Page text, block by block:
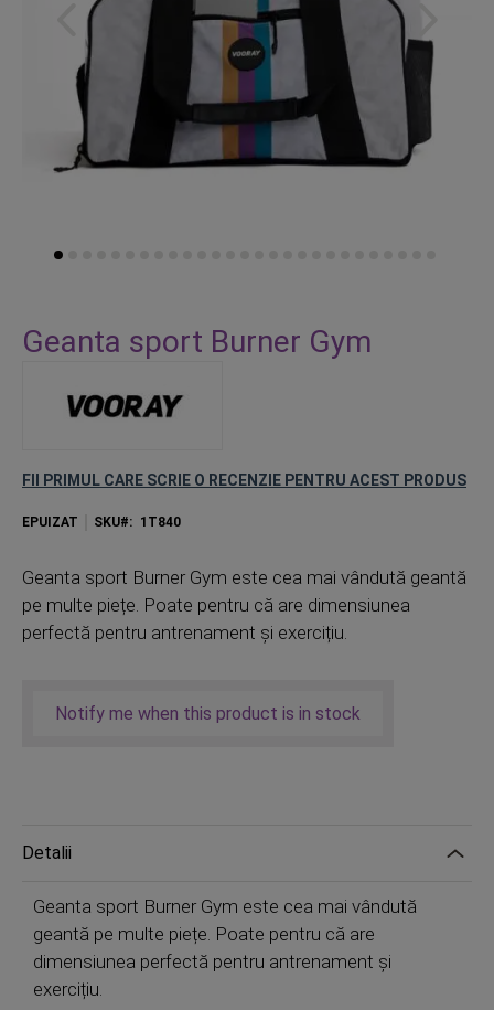
to
the
gallery
Geanta sport Burner Gym
FII PRIMUL CARE SCRIE O RECENZIE PENTRU ACEST PRODUS
EPUIZAT SKU 1T840
Geanta sport Burner Gym este cea mai vândută geantă
pe multe piețe. Poate pentru că are dimensiunea
perfectă pentru antrenament și exercițiu.
Notify me when this product is in stock
Detalii
Geanta sport Burner Gym este cea mai vândută
geantă pe multe piețe. Poate pentru că are
dimensiunea perfectă pentru antrenament și
exercițiu.